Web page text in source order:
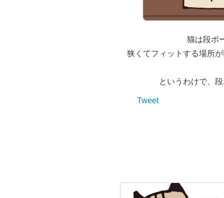
猫は段ボ
狭くてフィットする場所
というわけで、
Tweet